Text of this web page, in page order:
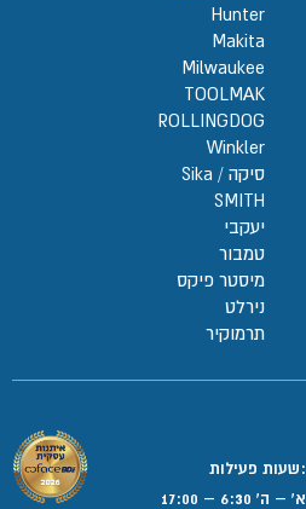
Hunter
Makita
Milwaukee
TOOLMAK
ROLLINGDOG
Winkler
סיקה / Sika
SMITH
יעקבי
טמבור
מיסטר פיקס
נירלט
תרמוקיר
:שעות פעילות
א' – ה' 6:30 – 17:00